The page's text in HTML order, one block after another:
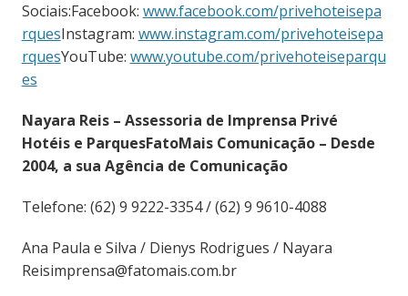
Sociais:Facebook: www.facebook.com/privehoteisepa
rquesInstagram: www.instagram.com/privehoteisepa
rquesYouTube: www.youtube.com/privehoteiseparqu
es
Nayara Reis – Assessoria de Imprensa Privé
Hotéis e ParquesFatoMais Comunicação – Desde
2004, a sua Agência de Comunicação
Telefone: (62) 9 9222-3354 / (62) 9 9610-4088
Ana Paula e Silva / Dienys Rodrigues / Nayara
Reisimprensa@fatomais.com.br